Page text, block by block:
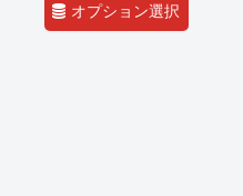
オプション選択